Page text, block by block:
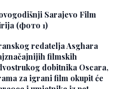
redatelja Asghara
filmskih
dobitnika Oscara,
za igrani film okupit će